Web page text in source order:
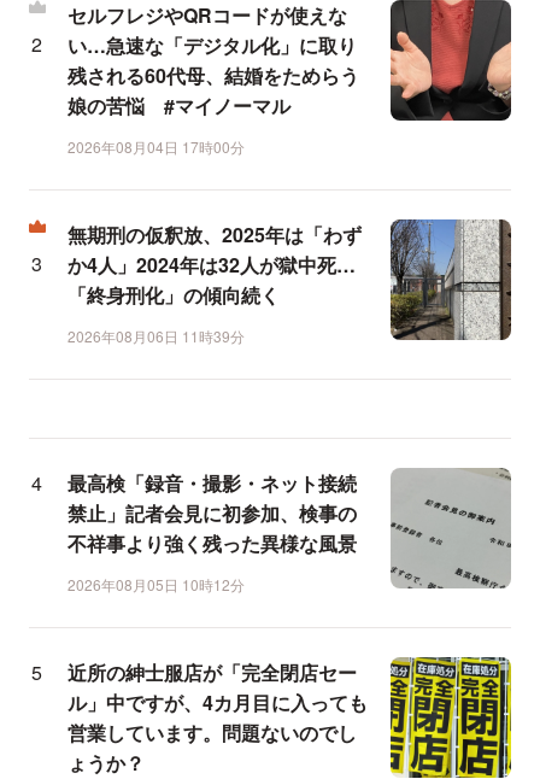
セルフレジやQRコードが使えな
い…急速な「デジタル化」に取り
残される60代母、結婚をためらう
娘の苦悩 #マイノーマル
2026年08月04日 17時00分
無期刑の仮釈放、2025年は「わず
か4人」2024年は32人が獄中死…
「終身刑化」の傾向続く
2026年08月06日 11時39分
最高検「録音・撮影・ネット接続
禁止」記者会見に初参加、検事の
不祥事より強く残った異様な風景
2026年08月05日 10時12分
近所の紳士服店が「完全閉店セー
ル」中ですが、4カ月目に入っても
営業しています。問題ないのでし
ょうか？